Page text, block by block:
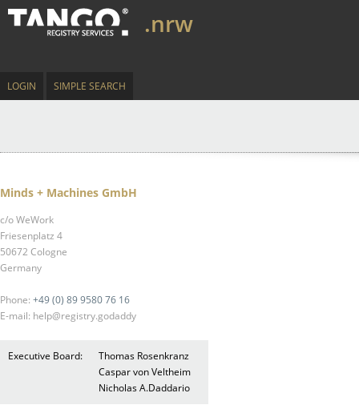
.nrw
LOGIN SIMPLE SEARCH
Minds + Machines GmbH
c/o WeWork
Friesenplatz 4
50672 Cologne
Germany
Phone: +49 (0) 89 9580 76 16
E-mail: help@registry.godaddy
Executive Board:
Thomas Rosenkranz
Caspar von Veltheim
Nicholas A.Daddario